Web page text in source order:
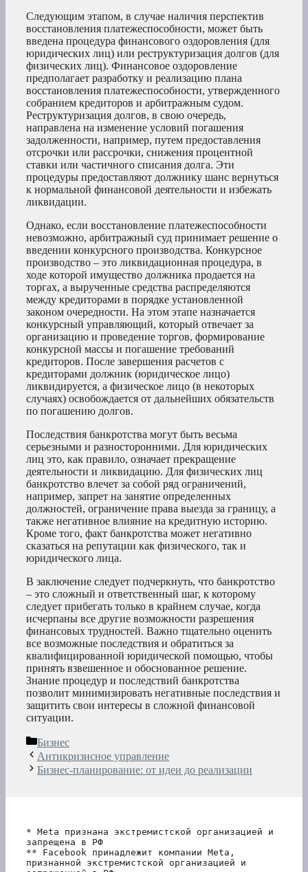
Следующим этапом, в случае наличия перспектив
восстановления платежеспособности, может быть
введена процедура финансового оздоровления (для
юридических лиц) или реструктуризация долгов (для
физических лиц). Финансовое оздоровление
предполагает разработку и реализацию плана
восстановления платежеспособности, утвержденного
собранием кредиторов и арбитражным судом.
Реструктуризация долгов, в свою очередь,
направлена на изменение условий погашения
задолженности, например, путем предоставления
отсрочки или рассрочки, снижения процентной
ставки или частичного списания долга. Эти
процедуры предоставляют должнику шанс вернуться
к нормальной финансовой деятельности и избежать
ликвидации.
Однако, если восстановление платежеспособности
невозможно, арбитражный суд принимает решение о
введении конкурсного производства. Конкурсное
производство – это ликвидационная процедура, в
ходе которой имущество должника продается на
торгах, а вырученные средства распределяются
между кредиторами в порядке установленной
законом очередности. На этом этапе назначается
конкурсный управляющий, который отвечает за
организацию и проведение торгов, формирование
конкурсной массы и погашение требований
кредиторов. После завершения расчетов с
кредиторами должник (юридическое лицо)
ликвидируется, а физическое лицо (в некоторых
случаях) освобождается от дальнейших обязательств
по погашению долгов.
Последствия банкротства могут быть весьма
серьезными и разносторонними. Для юридических
лиц это, как правило, означает прекращение
деятельности и ликвидацию. Для физических лиц
банкротство влечет за собой ряд ограничений,
например, запрет на занятие определенных
должностей, ограничение права выезда за границу, а
также негативное влияние на кредитную историю.
Кроме того, факт банкротства может негативно
сказаться на репутации как физического, так и
юридического лица.
В заключение следует подчеркнуть, что банкротство
– это сложный и ответственный шаг, к которому
следует прибегать только в крайнем случае, когда
исчерпаны все другие возможности разрешения
финансовых трудностей. Важно тщательно оценить
все возможные последствия и обратиться за
квалифицированной юридической помощью, чтобы
принять взвешенное и обоснованное решение.
Знание процедур и последствий банкротства
позволит минимизировать негативные последствия и
защитить свои интересы в сложной финансовой
ситуации.
Рубрики
Бизнес
Антикризисное управление
Бизнес-планирование: от идеи до реализации
* Meta признана экстремистской организацией и
запрещена в РФ
** Facebook принадлежит компании Meta,
признанной экстремистской организацией и